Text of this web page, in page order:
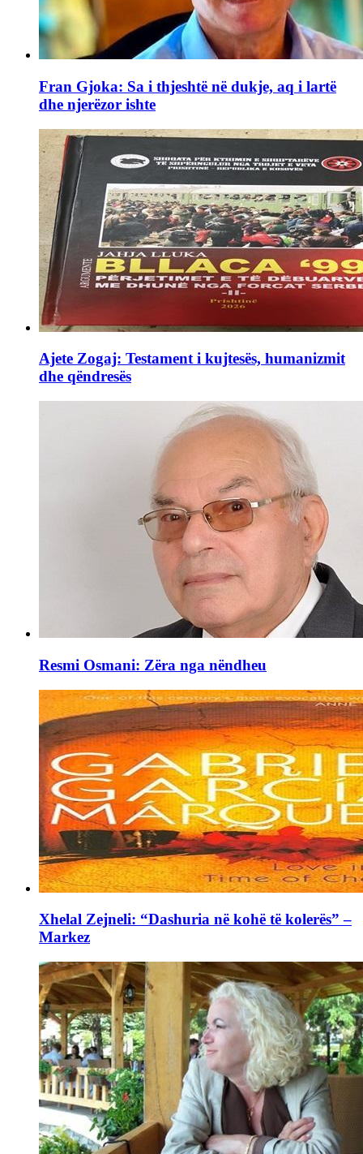
Fran Gjoka: Sa i thjeshtë në dukje, aq i lartë
dhe njerëzor ishte
Ajete Zogaj: Testament i kujtesës, humanizmit
dhe qëndresës
Resmi Osmani: Zëra nga nëndheu
Xhelal Zejneli: “Dashuria në kohë të kolerës” –
Markez